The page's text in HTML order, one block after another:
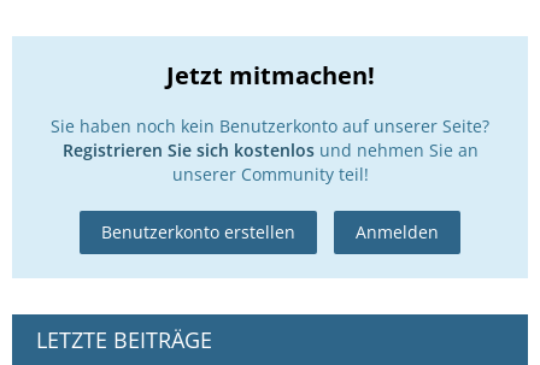
Jetzt mitmachen!
Sie haben noch kein Benutzerkonto auf unserer Seite?
Registrieren Sie sich kostenlosund nehmen Sie an
unserer Community teil!
Benutzerkonto erstellen Anmelden
LETZTE BEITRÄGE